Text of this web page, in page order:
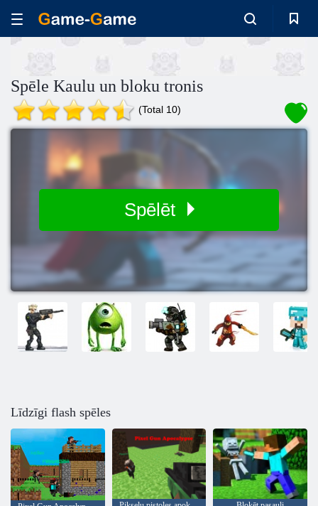
Spēle Kaulu un bloku tronis
(Total 10)
Spēlēt
Līdzīgi flash spēles